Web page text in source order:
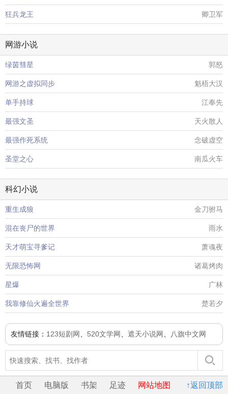
狂兵龙王 卿卫军
网游小说
绿茵彗星 郭怒
网游之虚拟同步 魁梧大汉
单手持球 江奉先
最强文圣 天火散人
最强作死系统 念破虚空
圣堂之心 南瓜火车
科幻小说
重生成狼 金刀驸马
混在丧尸的世界 雨水
天才萌宝寻爹记 萧魂夜
无限恐怖网 诸葛烤肉
星爆 广林
我靠修仙火遍全世界 楚若夕
友情链接： 123短剧网 520文学网 遮天小说网 八旗中文网
↑返回顶部
首页 电脑版 书架 足迹 网站地图